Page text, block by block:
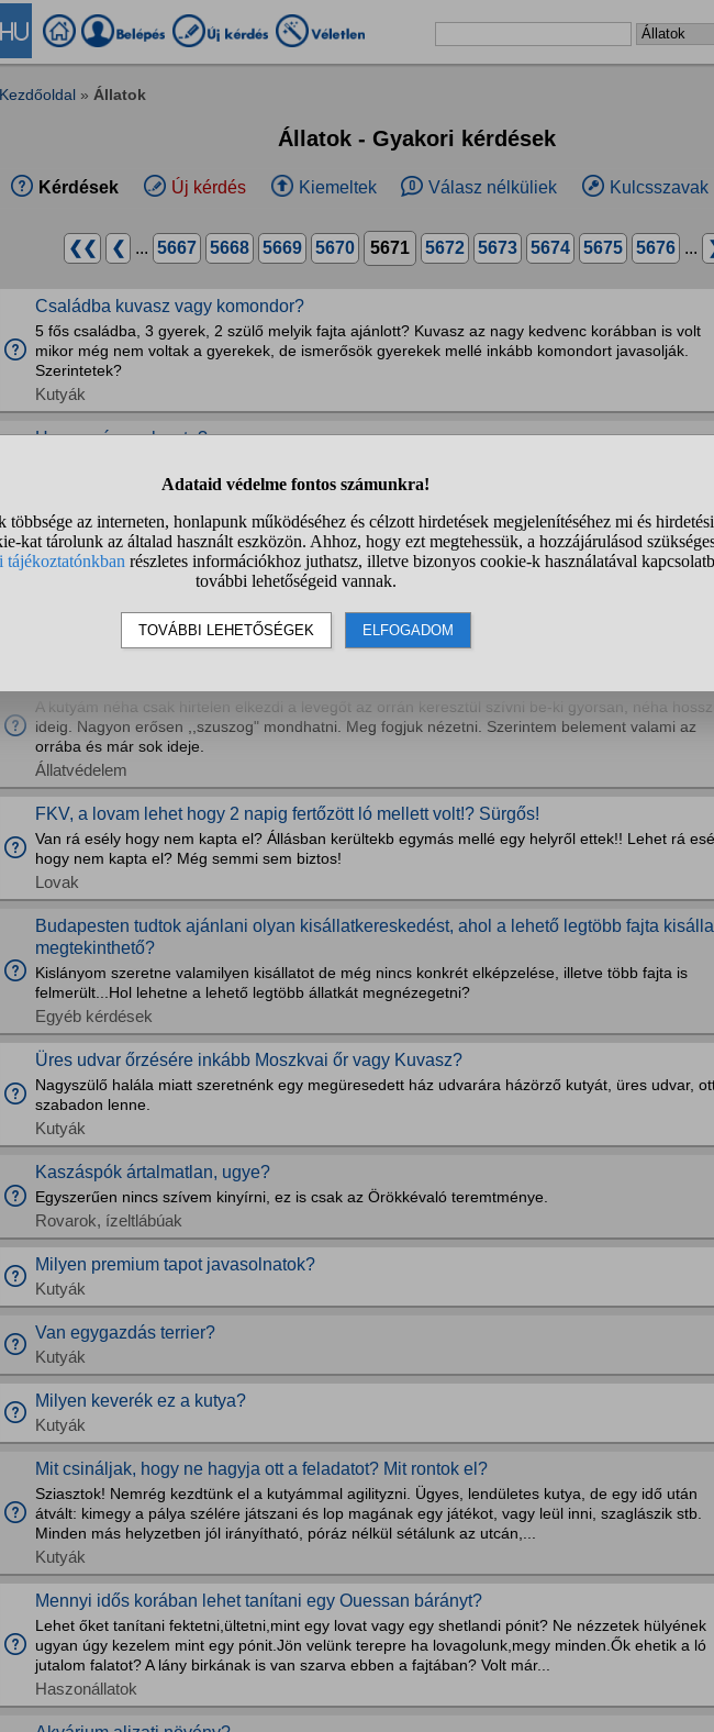
Kezdőoldal » Állatok
Állatok - Gyakori kérdések
Kérdések Új kérdés Kiemeltek Válasz nélküliek Kulcsszavak
❮❮ ❮ ... 5667 5668 5669 5670 5671 5672 5673 5674 5675 5676 ...
Családba kuvasz vagy komondor?
5 fős családba, 3 gyerek, 2 szülő melyik fajta ajánlott? Kuvasz az nagy kedvenc korábban is volt
mikor még nem voltak a gyerekek, de ismerősök gyerekek mellé inkább komondort javasolják.
Szerintetek?
Kutyák
Hasmenés csak este?
hasmenés, de mint a víz. Napköziben volt 3 napot és mikor elhoztam, akkor mondták, hogy
Kutyák
Szerintetek ő milyen fajta kutyus lehet?
Ebben a videóban 1:09, 1:16 és 2:56-nál van az a kutya. valaki meg tudná mondani, hogy milyen
A kutyám néha csak hirtelen elkezdi a levegőt az orrán keresztül szívni be-ki gyorsan, néha hosszú
ideig. Nagyon erősen ,,szuszog" mondhatni. Meg fogjuk nézetni. Szerintem belement valami az
orrába és már sok ideje.
Állatvédelem
FKV, a lovam lehet hogy 2 napig fertőzött ló mellett volt!? Sürgős!
Van rá esély hogy nem kapta el? Állásban kerültekb egymás mellé egy helyről ettek!! Lehet rá
hogy nem kapta el? Még semmi sem biztos!
Lovak
Budapesten tudtok ajánlani olyan kisállatkereskedést, ahol a lehető legtöbb fajta
megtekinthető?
Kislányom szeretne valamilyen kisállatot de még nincs konkrét elképzelése, illetve több fajta is
felmerült...Hol lehetne a lehető legtöbb állatkát megnézegetni?
Egyéb kérdések
Üres udvar őrzésére inkább Moszkvai őr vagy Kuvasz?
Nagyszülő halála miatt szeretnénk egy megüresedett ház udvarára házörző kutyát, üres udvar,
szabadon lenne.
Kutyák
Kaszáspók ártalmatlan, ugye?
Egyszerűen nincs szívem kinyírni, ez is csak az Örökkévaló teremtménye.
Rovarok, ízeltlábúak
Milyen premium tapot javasolnatok?
Kutyák
Van egygazdás terrier?
Kutyák
Milyen keverék ez a kutya?
Kutyák
Mit csináljak, hogy ne hagyja ott a feladatot? Mit rontok el?
Sziasztok! Nemrég kezdtünk el a kutyámmal agilityzni. Ügyes, lendületes kutya, de egy idő után
átvált: kimegy a pálya szélére játszani és lop magának egy játékot, vagy leül inni, szaglászik stb.
Minden más helyzetben jól irányítható, póráz nélkül sétálunk az utcán,...
Kutyák
Mennyi idős korában lehet tanítani egy Ouessan bárányt?
Lehet őket tanítani fektetni,ültetni,mint egy lovat vagy egy shetlandi pónit? Ne nézzetek hülyének
ugyan úgy kezelem mint egy pónit.Jön velünk terepre ha lovagolunk,megy minden.Ők ehetik a ló
jutalom falatot? A lány birkának is van szarva ebben a fajtában? Volt már...
Haszonállatok